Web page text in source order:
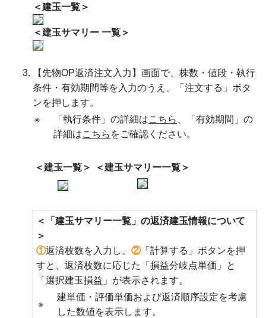
＜建玉一覧＞
＜建玉サマリー 一覧＞
【先物OP返済注文入力】画面で、株数・値段・執行
条件・有効期間等を入力のうえ、「注文する」ボタ
ンを押します。
※
「執行条件」の詳細はこちら
、「有効期間」の
詳細はこちら をご確認ください。
＜建玉一覧＞ ＜建玉サマリー一覧＞
＜「建玉サマリー一覧」の返済建玉情報について
＞
①返済枚数を入力し、 ②「計算する」ボタンを押
すと、返済枚数に応じた「損益分岐点単価」と
「選択建玉損益」が表示されます。
※
建単価・評価単価および返済順序設定を考慮
した数値を表示します。